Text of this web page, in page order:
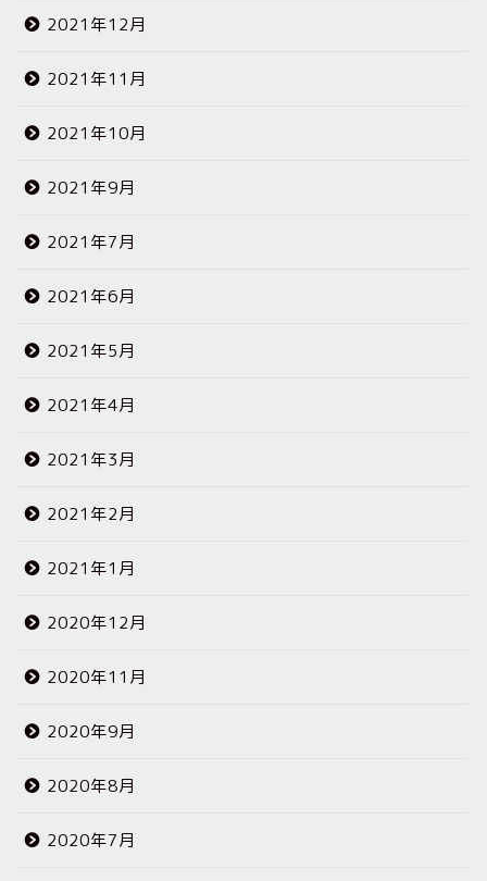
2021年12月
2021年11月
2021年10月
2021年9月
2021年7月
2021年6月
2021年5月
2021年4月
2021年3月
2021年2月
2021年1月
2020年12月
2020年11月
2020年9月
2020年8月
2020年7月